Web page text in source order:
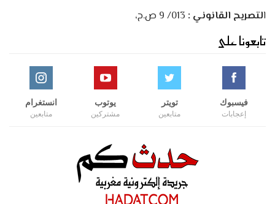
التصريح القانوني :
تابعونا على
فيسبوك
إعجابات
تويتر
متابعين
يوتوب
مشتركين
انستغرام
متابعين